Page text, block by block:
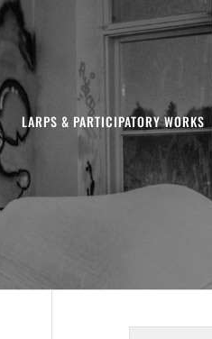
LARPS & PARTICIPATORY WORKS